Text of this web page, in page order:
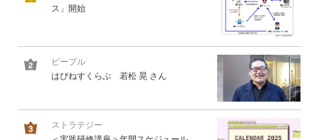
ス」開始
ピープル
はぴねすくらぶ 若松 晃 さん
ストラテジー